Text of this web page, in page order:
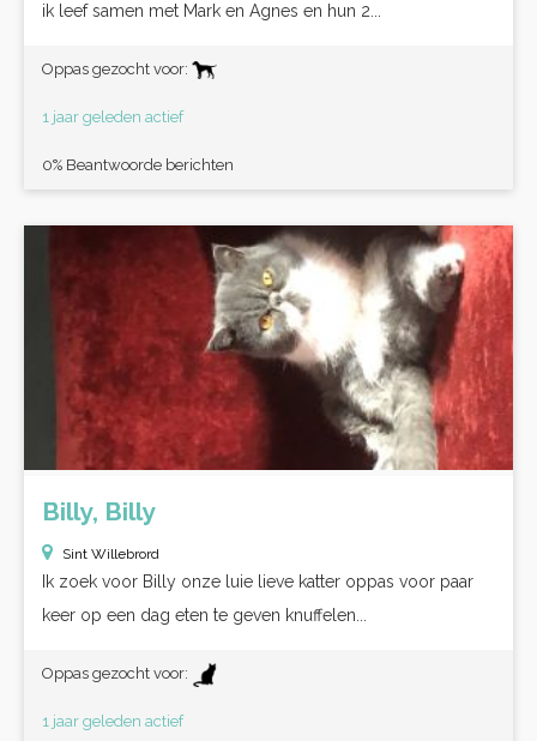
ik leef samen met Mark en Agnes en hun 2...
Oppas gezocht voor:
1 jaar geleden actief
0% Beantwoorde berichten
Billy, Billy
Sint Willebrord
Ik zoek voor Billy onze luie lieve katter oppas voor paar
keer op een dag eten te geven knuffelen...
Oppas gezocht voor:
1 jaar geleden actief